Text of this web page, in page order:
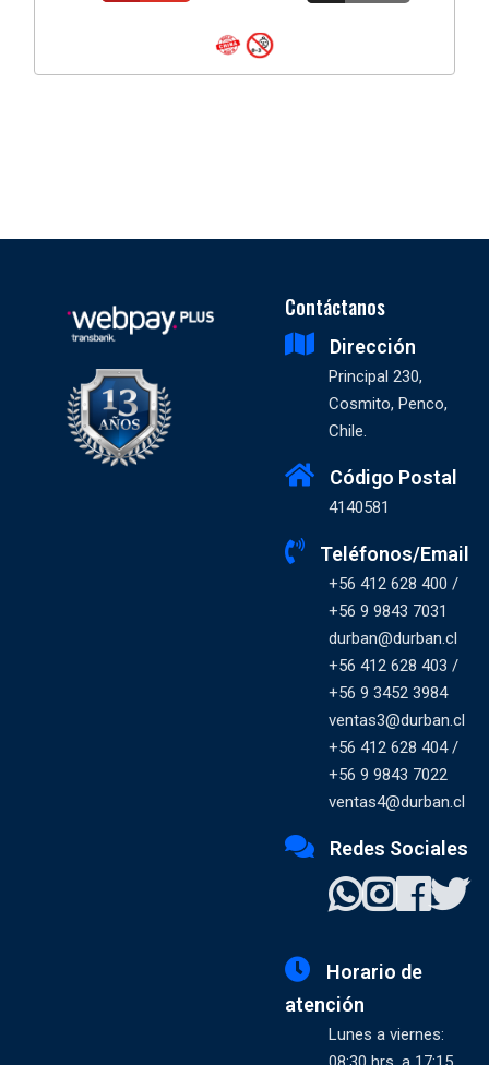
Contáctanos
Dirección
Principal 230,
Cosmito, Penco,
Chile.
Código Postal
4140581
Teléfonos/Email
+56 412 628 400 /
+56 9 9843 7031
durban@durban.cl
+56 412 628 403 /
+56 9 3452 3984
ventas3@durban.cl
+56 412 628 404 /
+56 9 9843 7022
ventas4@durban.cl
Redes Sociales
Horario de
atención
Lunes a viernes: